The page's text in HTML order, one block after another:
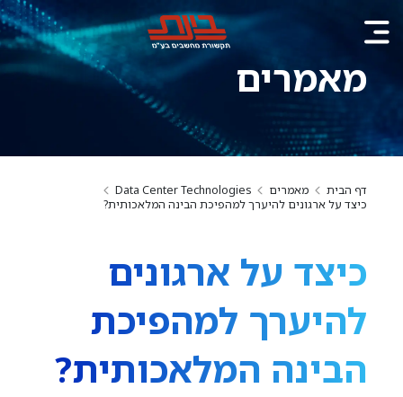
מאמרים
דף הבית מאמרים
Data Center Technologies
כיצד על ארגונים להיערך למהפיכת הבינה המלאכותית?
כיצד על ארגונים
להיערך למהפיכת
הבינה המלאכותית?